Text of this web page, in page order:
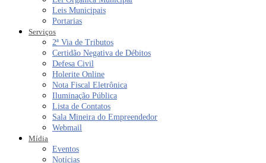
Leis Municipais
Portarias
Serviços
2ª Via de Tributos
Certidão Negativa de Débitos
Defesa Civil
Holerite Online
Nota Fiscal Eletrônica
Iluminação Pública
Lista de Contatos
Sala Mineira do Empreendedor
Webmail
Mídia
Eventos
Notícias